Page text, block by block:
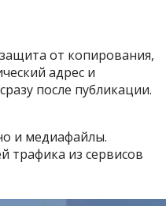
от копирования,
адрес и
после публикации.
и медиафайлы.
трафика из сервисов